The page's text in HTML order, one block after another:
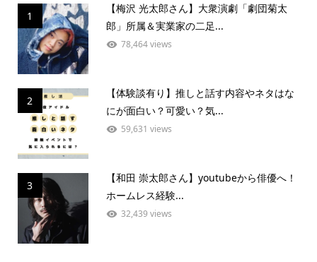
1
【梅沢 光太郎さん】大衆演劇「劇団菊太
郎」所属＆実業家の二足...
78,464 views
2
【体験談有り】推しと話す内容やネタはな
にが面白い？可愛い？気...
59,631 views
3
【和田 崇太郎さん】youtubeから俳優へ！
ホームレス経験...
32,439 views